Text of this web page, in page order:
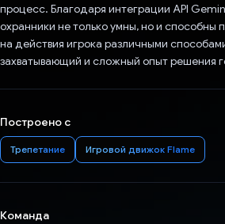
процесс. Благодаря интеграции API
охранники не только умны, но и способны
на действия игрока различными
захватывающий и сложный опыт решения
Построено с
Трепетание Игровой движок Flame
Команда